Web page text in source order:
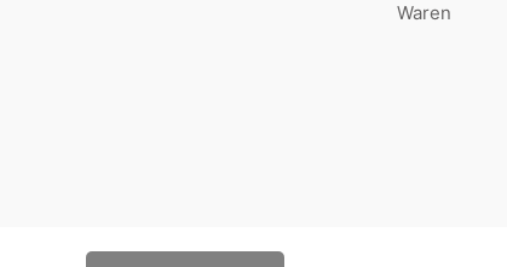
Waren